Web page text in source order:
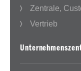
Zentrale,
Vertrieb